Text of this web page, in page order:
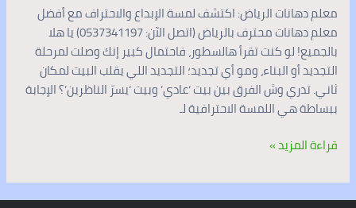
معلم دهانات الرياض: اكتشف لمسة الإبداع والاحتراف مع أفضل
معلم دهانات محترف بالرياض (اتصل الآن: 0537341197) يا هلا
بالجميع! لو كنت تقرأ هالسطور، فاحتمال كبير إنك وصلت لمرحلة
التجديد أو البناء، ومو أي تجديد؛ التجديد اللي يقلب البيت لمكان
ثاني. تدري وش الفرق بين بيت ‘عادي’ وبيت ‘يسرّ الناظرين’؟ الإجابة
ببساطة هي اللمسة الاحترافية لـ
قراءة المزيد »